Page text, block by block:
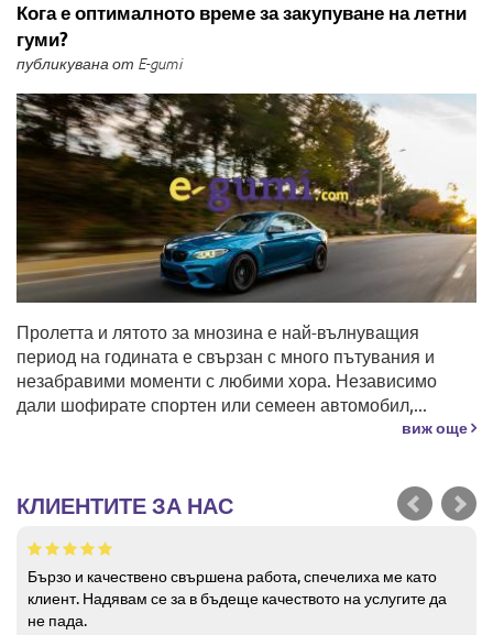
Кога е оптималното време за закупуване на летни
гуми?
публикувана от E-gumi
Пролетта и лятото за мнозина е най-вълнуващия
период на годината е свързан с много пътувания и
незабравими моменти с любими хора. Независимо
дали шофирате спортен или семеен автомобил,...
виж още
КЛИЕНТИТЕ ЗА НАС
Бързо и качествено свършена работа, спечелиха ме като
клиент. Надявам се за в бъдеще качеството на услугите да
не пада.